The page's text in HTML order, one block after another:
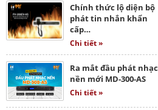
Chính thức lộ diện bộ
phát tin nhắn khẩn
cấp…
Chi tiết »
Ra mắt đầu phát nhạc
nền mới MD-300-AS
Chi tiết »